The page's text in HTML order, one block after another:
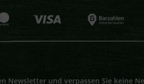
Newsletter und verpassen Sie keine